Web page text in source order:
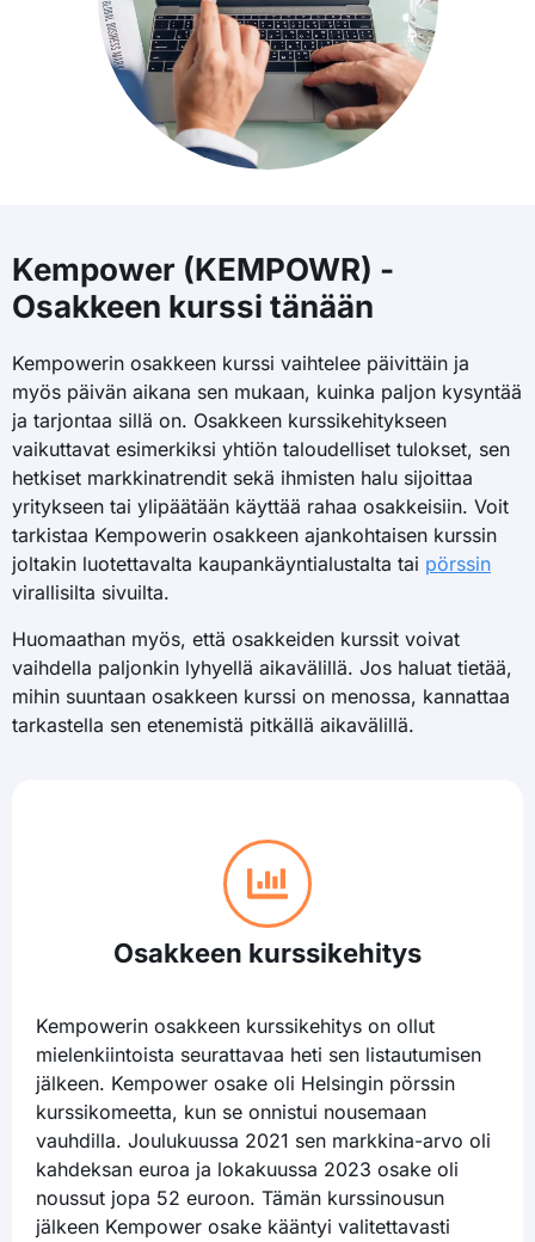
Kempower (KEMPOWR) -
Osakkeen kurssi tänään
Kempowerin osakkeen kurssi vaihtelee päivittäin ja
myös päivän aikana sen mukaan, kuinka paljon kysyntää
ja tarjontaa sillä on. Osakkeen kurssikehitykseen
vaikuttavat esimerkiksi yhtiön taloudelliset tulokset, sen
hetkiset markkinatrendit sekä ihmisten halu sijoittaa
yritykseen tai ylipäätään käyttää rahaa osakkeisiin. Voit
tarkistaa Kempowerin osakkeen ajankohtaisen kurssin
joltakin luotettavalta kaupankäyntialustalta tai pörssin
virallisilta sivuilta.
Huomaathan myös, että osakkeiden kurssit voivat
vaihdella paljonkin lyhyellä aikavälillä. Jos haluat tietää,
mihin suuntaan osakkeen kurssi on menossa, kannattaa
tarkastella sen etenemistä pitkällä aikavälillä.
Osakkeen kurssikehitys
Kempowerin osakkeen kurssikehitys on ollut
mielenkiintoista seurattavaa heti sen listautumisen
jälkeen. Kempower osake oli Helsingin pörssin
kurssikomeetta, kun se onnistui nousemaan
vauhdilla. Joulukuussa 2021 sen markkina-arvo oli
kahdeksan euroa ja lokakuussa 2023 osake oli
noussut jopa 52 euroon. Tämän kurssinousun
jälkeen Kempower osake kääntyi valitettavasti